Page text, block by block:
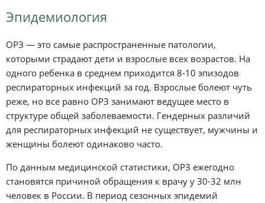
Эпидемиология
ОРЗ — это самые распространенные патологии,
которыми страдают дети и взрослые всех возрастов. На
одного ребенка в среднем приходится 8-10 эпизодов
респираторных инфекций за год. Взрослые болеют чуть
реже, но все равно ОРЗ занимают ведущее место в
структуре общей заболеваемости. Гендерных различий
для респираторных инфекций не существует, мужчины и
женщины болеют одинаково часто.
По данным медицинской статистики, ОРЗ ежегодно
становятся причиной обращения к врачу у 30-32 млн
человек в России. В период сезонных эпидемий